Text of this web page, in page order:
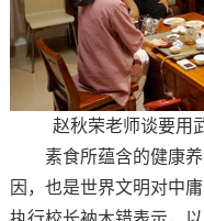
赵秋荣老师谈要用
素食所蕴含的健康
因，也是世界文明对中